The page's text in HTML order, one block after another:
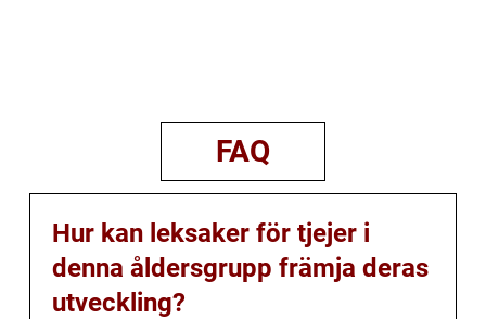
FAQ
Hur kan leksaker för tjejer i
denna åldersgrupp främja deras
utveckling?